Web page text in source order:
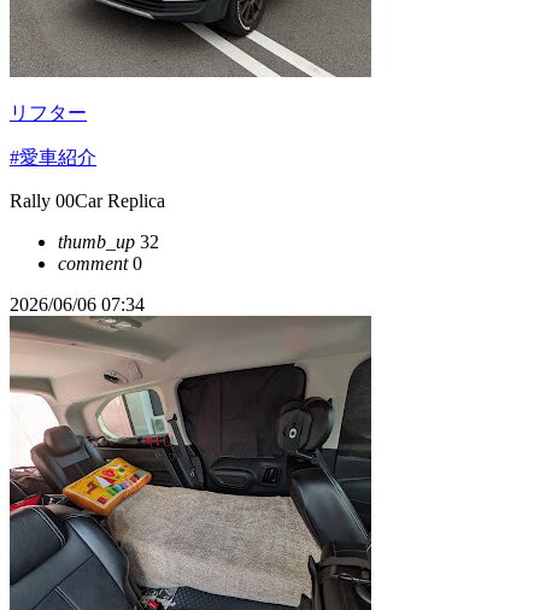
リフター
#愛車紹介
Rally 00Car Replica
thumb_up 32
comment0
2026/06/06 07:34